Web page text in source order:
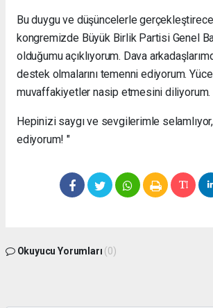
Bu duygu ve düşüncelerle
kongremizde Büyük Birlik Partisi Genel
olduğumu açıklıyorum. Dava
destek olmalarını temenni ediyorum.
muvaffakiyetler nasip etmesini diliyorum.
Hepinizi saygı ve sevgilerimle
ediyorum! "
Okuyucu Yorumları (0)